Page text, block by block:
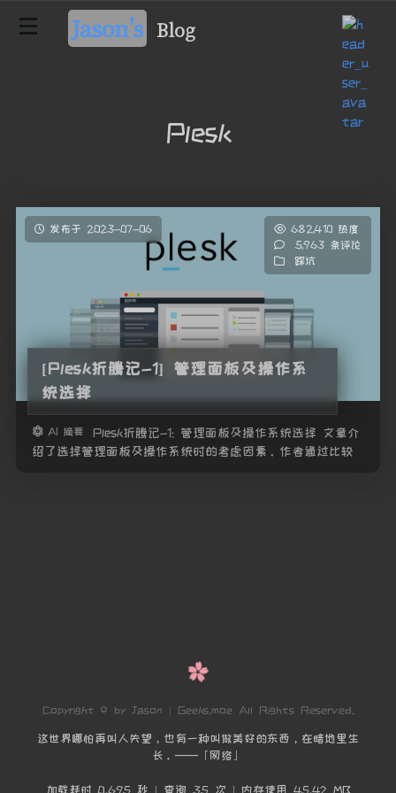
Jason's Blog
Plesk
发布于 2023-07-06
682,410 热度
5,963 条评论
踩坑
[Plesk折腾记-1] 管理面板及操作系
统选择
AI 摘要
Plesk折腾记-1: 管理面板及操作系统选择 文章介
绍了选择管理面板及操作系统时的考虑因素。作者通过比较
Copyright © by Jason | Geeks.moe All Rights Reserved.
这世界哪怕再叫人失望，也有一种叫做美好的东西，在暗地里生
长。——「网络」
加载耗时 0.695 秒 | 查询 35 次 | 内存使用 45.42 MB